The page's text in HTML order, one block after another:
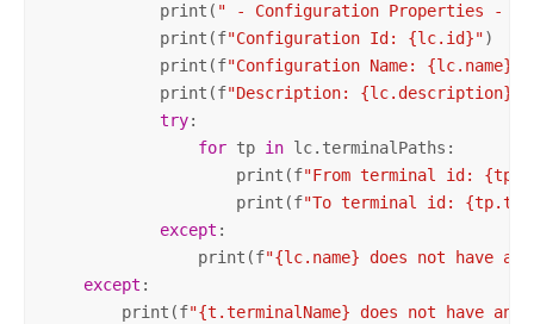
            print(
" - Configuration Properties - "
            print(f
"Configuration Id: {lc.id}")
            print(f
"Configuration Name: {lc.name}"
            print(f
"Description: {lc.description}
try:
for tp in lc.terminalPaths:
                    print(f
"From terminal id:
                    print(f
"To terminal id:
except :
                print(f
"{lc.name} does not have
except :
        print(f
"{t.terminalName} does not have